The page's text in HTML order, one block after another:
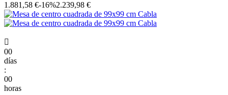
1.881,58 €-16%2.239,98 €

00
días
:
00
horas